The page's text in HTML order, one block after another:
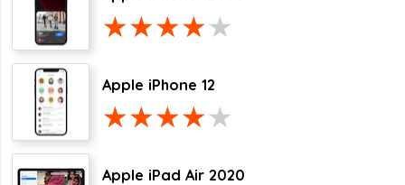
Apple iPhone 12
Apple iPad Air 2020